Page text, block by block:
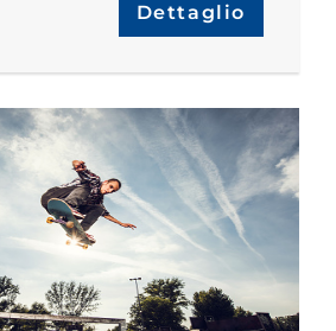
Dettaglio